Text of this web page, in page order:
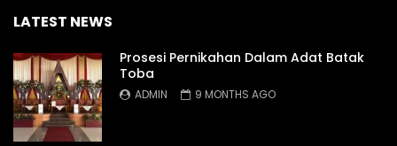
LATEST NEWS
Prosesi Pernikahan Dalam Adat Batak
Toba
ADMIN 9 MONTHS AGO